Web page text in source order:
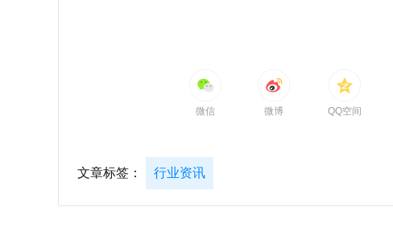
微信 微博 QQ空间
文章标签： 行业资讯